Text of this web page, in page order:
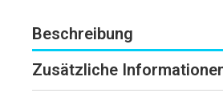
Beschreibung
Zusätzliche